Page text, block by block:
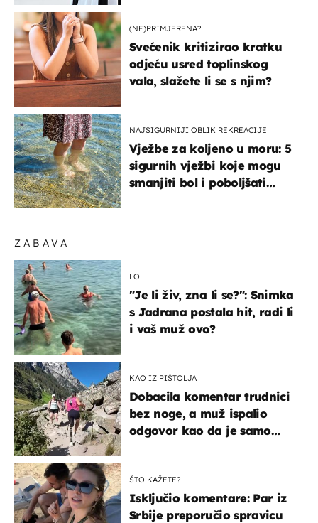
ZABAVA
LOL
"Je li živ, zna li se?": Snimka
s Jadrana postala hit, radi li
i vaš muž ovo?
KAO IZ PIŠTOLJA
Dobacila komentar trudnici
bez noge, a muž ispalio
odgovor kao da je samo
ŠTO KAŽETE?
Isključio komentare: Par iz
Srbije preporučio spravicu
(NE)PRIMJERENA?
Svećenik kritizirao kratku
odjeću usred toplinskog
vala, slažete li se s njim?
NAJSIGURNIJI OBLIK REKREACIJE
Vježbe za koljeno u moru: 5
sigurnih vježbi koje mogu
smanjiti bol i poboljšati